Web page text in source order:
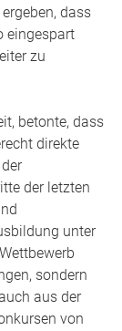
dass
eingespart
zu
betonte, dass
direkte
der letzten
unter
sondern
aus der
von